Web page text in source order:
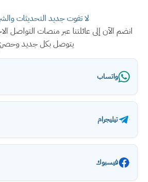
لا تفوت جديد التحديثات
انضم الآن إلى عائلتنا عبر منصات التواصل
يتوصل بكل جديد
واتساب
تيليجرام
فيسبوك